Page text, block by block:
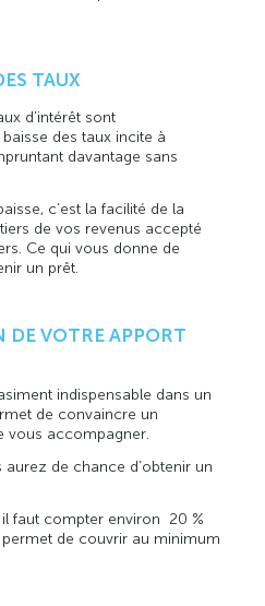
TAUX
d’intérêt sont
des taux incite à
davantage sans
c’est la facilité de la
de vos revenus accepté
Ce qui vous donne de
un prêt.
VOTRE APPORT
indispensable dans un
de convaincre un
vous accompagner.
de chance d’obtenir un
faut compter environ 20 %
de couvrir au minimum